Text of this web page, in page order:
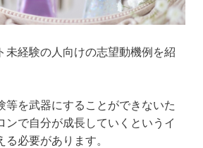
未経験の人向けの志望動機例を紹
等を武器にすることができないた
ンで自分が成長していくというイ
る必要があります。